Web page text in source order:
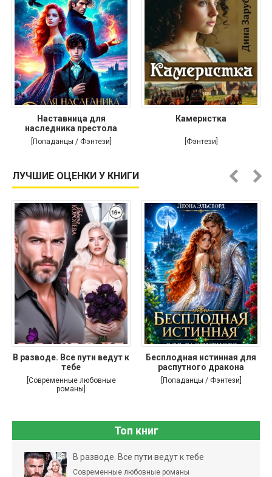
Наставница для
наследника престола
[Попаданцы / Фэнтези]
Камеристка
[Фэнтези]
ЛУЧШИЕ ОЦЕНКИ У КНИГИ
В разводе. Все пути ведут к
тебе
[Современные любовные
романы]
Бесплодная истинная для
распутного дракона
[Попаданцы / Фэнтези]
Топ книг
В разводе. Все пути ведут к тебе
Современные любовные романы